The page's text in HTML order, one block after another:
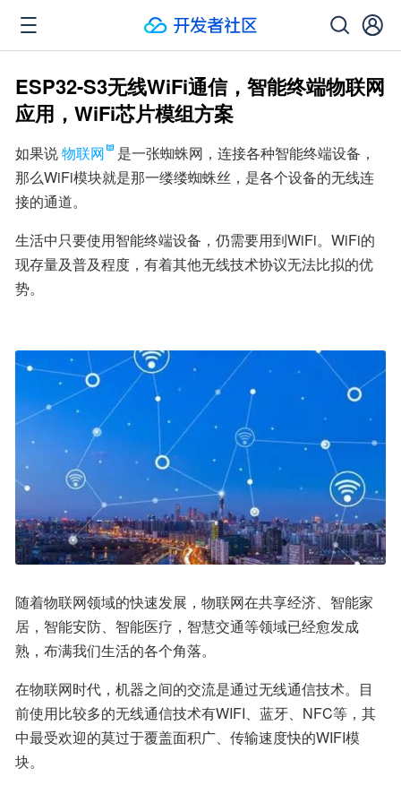
ESP32-S3无线WiFi通信，智能终端物联网
应用，WiFi芯片模组方案
如果说物联网
是一张蜘蛛网，连接各种智能终端设备，
那么WiFi模块就是那一缕缕蜘蛛丝，是各个设备的无线连
接的通道。
生活中只要使用智能终端设备，仍需要用到WiFi。WiFi的
现存量及普及程度，有着其他无线技术协议无法比拟的优
势。
随着物联网领域的快速发展，物联网在共享经济、智能家
居，智能安防、智能医疗，智慧交通等领域已经愈发成
熟，布满我们生活的各个角落。
在物联网时代，机器之间的交流是通过无线通信技术。目
前使用比较多的无线通信技术有WIFI、蓝牙、NFC等，其
中最受欢迎的莫过于覆盖面积广、传输速度快的WIFI模
块。